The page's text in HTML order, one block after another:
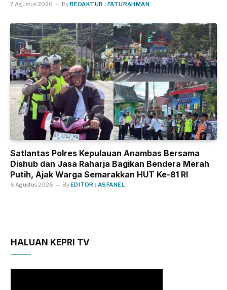
7 Agustus 2026 ByREDAKTUR : FATURAHMAN
Satlantas Polres Kepulauan Anambas Bersama
Dishub dan Jasa Raharja Bagikan Bendera Merah
Putih, Ajak Warga Semarakkan HUT Ke-81 RI
6 Agustus 2026 ByEDITOR : ASFANEL
HALUAN KEPRI TV